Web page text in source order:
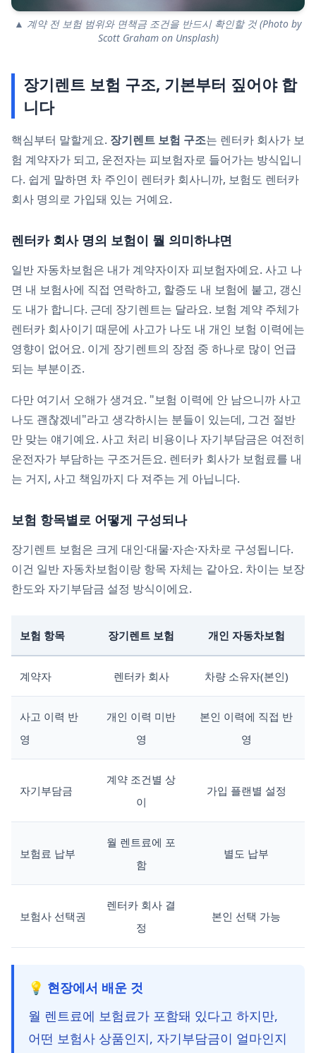
▲ 계약 전 보험 범위와 면책금 조건을 반드시 확인할 것 (Photo by
Scott Graham on Unsplash)
장기렌트 보험 구조, 기본부터 짚어야 합
니다
핵심부터 말할게요. 장기렌트 보험 구조는 렌터카 회사가 보
험 계약자가 되고, 운전자는 피보험자로 들어가는 방식입니
다. 쉽게 말하면 차 주인이 렌터카 회사니까, 보험도 렌터카
회사 명의로 가입돼 있는 거예요.
렌터카 회사 명의 보험이 뭘 의미하냐면
일반 자동차보험은 내가 계약자이자 피보험자예요. 사고 나
면 내 보험사에 직접 연락하고, 할증도 내 보험에 붙고, 갱신
도 내가 합니다. 근데 장기렌트는 달라요. 보험 계약 주체가
렌터카 회사이기 때문에 사고가 나도 내 개인 보험 이력에는
영향이 없어요. 이게 장기렌트의 장점 중 하나로 많이 언급
되는 부분이죠.
다만 여기서 오해가 생겨요. "보험 이력에 안 남으니까 사고
나도 괜찮겠네"라고 생각하시는 분들이 있는데, 그건 절반
만 맞는 얘기예요. 사고 처리 비용이나 자기부담금은 여전히
운전자가 부담하는 구조거든요. 렌터카 회사가 보험료를 내
는 거지, 사고 책임까지 다 져주는 게 아닙니다.
보험 항목별로 어떻게 구성되나
장기렌트 보험은 크게 대인·대물·자손·자차로 구성됩니다.
이건 일반 자동차보험이랑 항목 자체는 같아요. 차이는 보장
한도와 자기부담금 설정 방식이에요.
보험 항목 장기렌트 보험 개인 자동차보험
계약자 렌터카 회사 차량 소유자(본인)
사고 이력 반
영
개인 이력 미반
영
본인 이력에 직접 반
영
자기부담금
계약 조건별 상
이
가입 플랜별 설정
보험료 납부
월 렌트료에 포
함
별도 납부
보험사 선택권
렌터카 회사 결
정
본인 선택 가능
💡 현장에서 배운 것
월 렌트료에 보험료가 포함돼 있다고 하지만,
어떤 보험사 상품인지, 자기부담금이 얼마인지